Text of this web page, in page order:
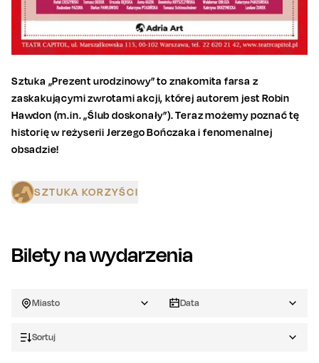
Sztuka „Prezent urodzinowy” to znakomita farsa z
zaskakującymi zwrotami akcji, której autorem jest Robin
Hawdon (m.in. „Ślub doskonały”). Teraz możemy poznać tę
historię w reżyserii Jerzego Bończaka i fenomenalnej
obsadzie!
SZTUKA KORZYŚCI
Bilety na wydarzenia
Miasto Data
Sortuj